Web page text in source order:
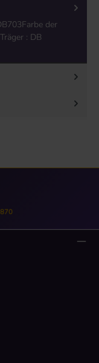
der
: DB